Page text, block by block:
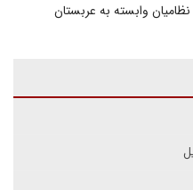
وابسته به عربستان